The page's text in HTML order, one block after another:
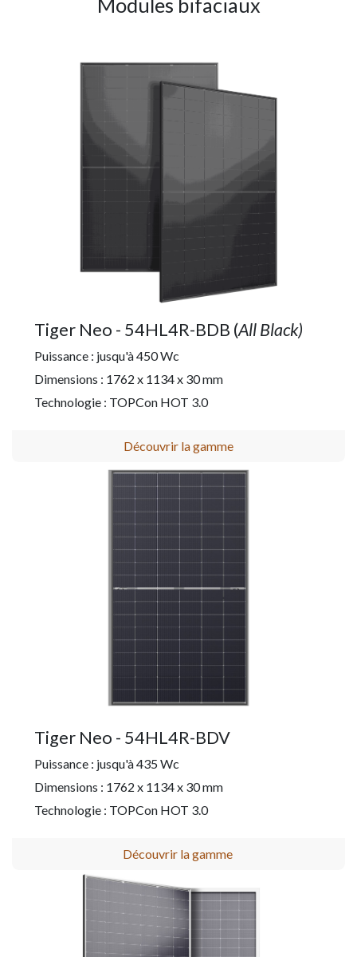
Tiger Neo - 54HL4R-BDB (All Black)
Puissance : jusqu'à 450 Wc
Dimensions : 1762 x 1134 x 30 mm
Technologie : TOPCon HOT 3.0
Découvrir la gamme
Tiger Neo - 54HL4R-BDV
Puissance : jusqu'à 435 Wc
Dimensions : 1762 x 1134 x 30 mm
Technologie : TOPCon HOT 3.0
Découvrir la gamme